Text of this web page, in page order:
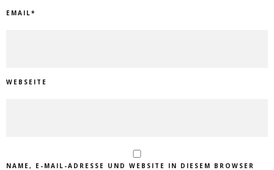
EMAIL*
WEBSEITE
NAME, E-MAIL-ADRESSE UND WEBSITE IN DIESEM BROWSER